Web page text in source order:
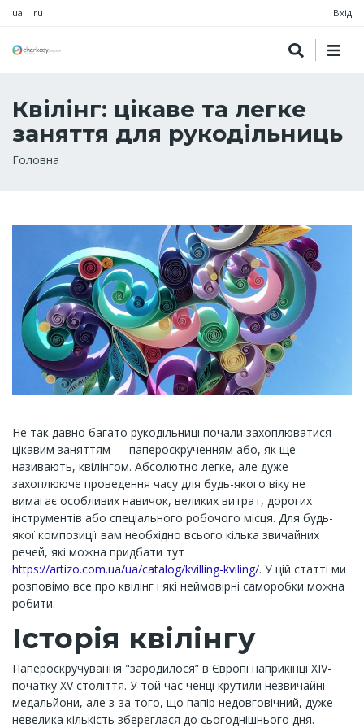
ua | ru Вхід
Квілінг: цікаве та легке
заняття для рукодільниць
Рядок
Головна
Не так давно багато рукодільниці почали захоплюватися
цікавим заняттям — папероскрученням або, як ще
називають, квілінгом. Абсолютно легке, але дуже
захоплююче проведення часу для будь-якого віку не
вимагає особливих навичок, великих витрат, дорогих
інструментів або спеціального робочого місця. Для будь-
якої композиції вам необхідно всього кілька звичайних
речей, які можна придбати тут
https://artizo.com.ua/ua/catalog/kvilling-kviling/. У цій статті ми
розповімо все про квілінг і які неймовірні саморобки можна
робити.
Історія квілінгу
Папероскручування "зародилося” в Європі наприкінці XIV-
початку XV століття. У той час ченці крутили незвичайні
медальйони, але з-за того, що папір недовговічний, дуже
невелика кількість збереглася до сьогоднішнього дня.